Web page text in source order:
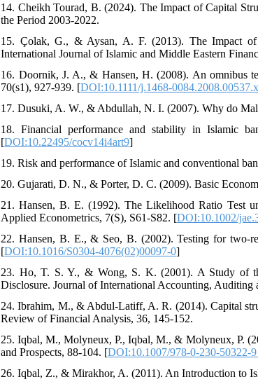
14. Cheikh Tourad, B. (2024). The Impact of Capital
the Period 2003-2022.
15. Çolak, G., & Aysan, A. F. (2013). The Impact of
International Journal of Islamic and Middle Eastern
16. Doornik, J. A., & Hansen, H. (2008). An omnibus
70(s1), 927-939. [DOI:10.1111/j.1468-
17. Dusuki, A. W., & Abdullah, N. I. (2007). Why do
18. Financial performance and stability in Islamic
[DOI:10.22495/cocv14i4art9]
19. Risk and performance of Islamic and conventional
20. Gujarati, D. N., & Porter, D. C. (2009). Basic
21. Hansen, B. E. (1992). The Likelihood Ratio Test
Applied Econometrics, 7(S), S61-S82. [DOI:10.1002/
22. Hansen, B. E., & Seo, B. (2002). Testing for two-
[DOI:10.1016/S0304-4076(02)00097-0]
23. Ho, T. S. Y., & Wong, S. K. (2001). A Study of
Disclosure. Journal of International Accounting, Auditing
24. Ibrahim, M., & Abdul‐Latiff, A. R. (2014). Capital
Review of Financial Analysis, 36, 145-152.
25. Iqbal, M., Molyneux, P., Iqbal, M., & Molyneux, P.
and Prospects, 88-104. [DOI:10.1007/978-0-230-50322-
26. Iqbal, Z., & Mirakhor, A. (2011). An Introduction to